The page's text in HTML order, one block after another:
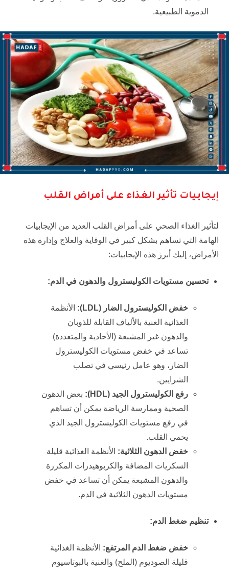
الدموية الطبيعية.
إيجابيات تأثير الغذاء على أمراض القلب
لتأثير الغذاء الصحي على أمراض القلب العديد من الإيجابيات
الهامة التي تساهم بشكل كبير في الوقاية والعلاج وإدارة هذه
الأمراض، إليك أبرز هذه الإيجابيات:
تحسين مستويات الكوليسترول والدهون في الدم:
خفض الكوليسترول الضار (LDL
): الأنظمة
الغذائية الغنية بالألياف القابلة للذوبان
والدهون غير المشبعة (الأحادية والمتعددة)
تساعد في خفض مستويات الكوليسترول
الضار، وهو عامل رئيسي في تصلب
الشرايين.
رفع الكوليسترول الجيد (HDL
): بعض الدهون
الصحية وممارسة الرياضة يمكن أن تساهم
في رفع مستويات الكوليسترول الجيد الذي
يحمي القلب.
خفض الدهون الثلاثية: الأنظمة الغذائية قليلة
السكريات المضافة والكربوهيدرات المكررة
والدهون المشبعة يمكن أن تساعد في خفض
مستويات الدهون الثلاثية في الدم.
تنظيم ضغط الدم:
خفض ضغط الدم المرتفع: الأنظمة الغذائية
قليلة الصوديوم (الملح) والغنية بالبوتاسيوم